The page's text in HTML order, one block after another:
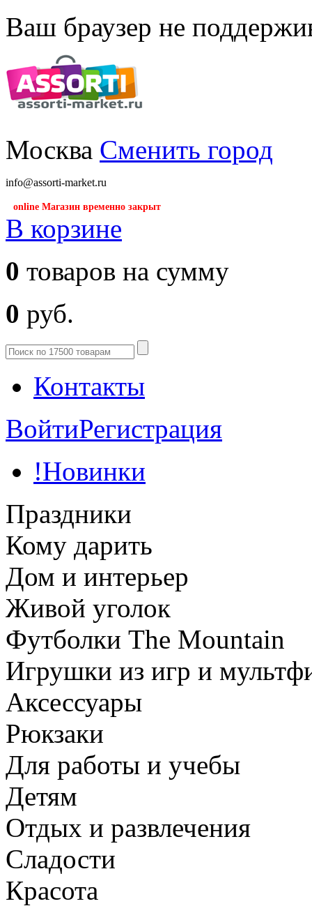
Ваш браузер не
Москва Сменить город
info@assorti-market.ru
online Магазин временно закрыт
В корзине
0 товаров на сумму
0 руб.
Контакты
ВойтиРегистрация
!Новинки
Праздники
Кому дарить
Дом и интерьер
Живой уголок
Футболки The Mountain
Игрушки из игр и
Аксессуары
Рюкзаки
Для работы и учебы
Детям
Отдых и развлечения
Сладости
Красота